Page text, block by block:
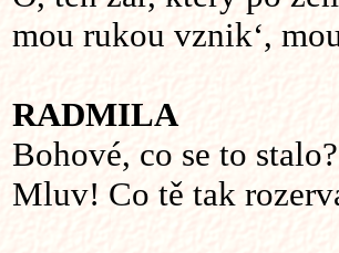
mou rukou vznik‘,
RADMILA
Bohové, co se to stalo?
Mluv! Co tě tak